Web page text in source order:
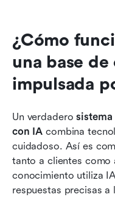
¿Cómo
una base
impulsada
Un verdadero
con IA combina
cuidadoso. Así es
tanto a clientes como
conocimiento utiliza
respuestas precisas